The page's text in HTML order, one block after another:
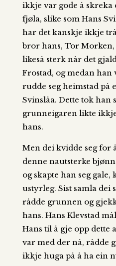
ikkje var gode å skreka
fjøla, slike som Hans
har det kanskje ikkje
bror hans, Tor
likeså sterk når det
Frostad, og medan han
rudde seg heimstad på
Svinslåa. Dette tok han
grunneigaren likte
hans.
Men dei kvidde seg for
denne nautsterke
og skapte han seg
ustyrleg. Sist samla dei
rådde grunnen og
hans. Hans Klevstad
Hans til å gje opp dette
var med der nå, rådde
ikkje huga på å ha ein